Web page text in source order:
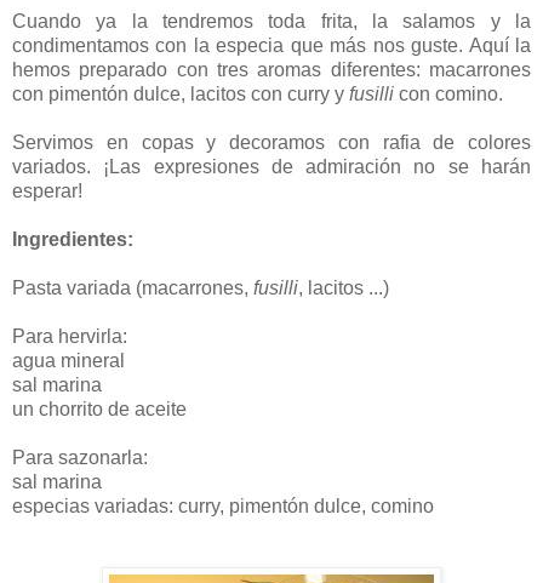
Cuando ya la tendremos toda frita, la salamos y la
condimentamos con la especia que más nos guste. Aquí la
hemos preparado con tres aromas diferentes: macarrones
con pimentón dulce, lacitos con curry y fusilli con comino.
Servimos en copas y decoramos con rafia de colores
variados. ¡Las expresiones de admiración no se harán
esperar!
Ingredientes:
Pasta variada (macarrones, fusilli, lacitos ...)
Para hervirla:
agua mineral
sal marina
un chorrito de aceite
Para sazonarla:
sal marina
especias variadas: curry, pimentón dulce, comino